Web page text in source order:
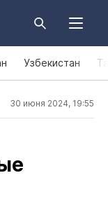
Узбекистан
30 июня 2024, 19:55